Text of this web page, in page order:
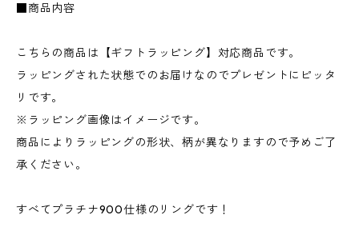
■商品内容
こちらの商品は【ギフトラッピング】対応商品です。
ラッピングされた状態でのお届けなのでプレゼントにピッタ
リです。
※ラッピング画像はイメージです。
商品によりラッピングの形状、柄が異なりますので予めご了
承ください。
すべてプラチナ900仕様のリングです！